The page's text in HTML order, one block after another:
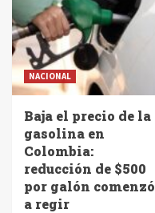
NACIONAL
Baja el precio de la
gasolina en
Colombia:
reducción de $500
por galón comenzó
a regir